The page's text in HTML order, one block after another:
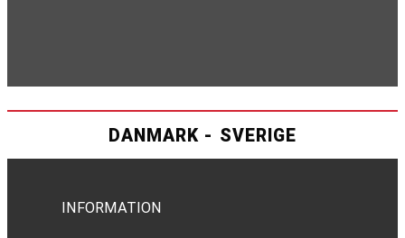
DANMARK - SVERIGE
INFORMATION